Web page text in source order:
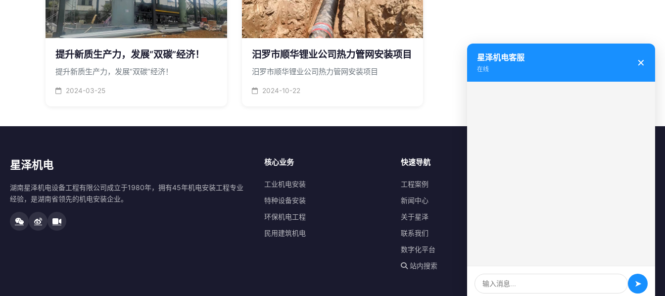
提升新质生产力，发展“双碳”经济！
提升新质生产力，发展“双碳”经济！
2024-03-25
汨罗市顺华锂业公司热力管网安装项目
汨罗市顺华锂业公司热力管网安装项目
2024-10-22
星泽机电
湖南星泽机电设备工程有限公司成立于1980年，拥有45年机电安装工程专业
经验，是湖南省领先的机电安装企业。
核心业务
工业机电安装
特种设备安装
环保机电工程
民用建筑机电
快速导航
工程案例
新闻中心
关于星泽
联系我们
数字化平台
站内搜索
星泽机电客服
在线
✕
➤